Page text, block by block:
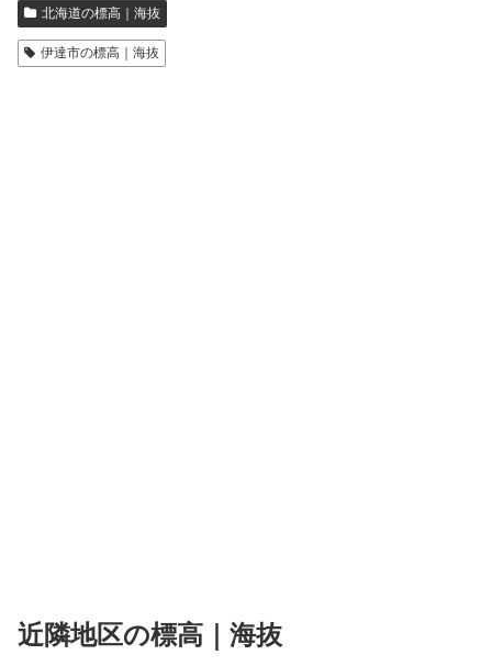
北海道の標高｜海抜
伊達市の標高｜海抜
近隣地区の標高｜海抜